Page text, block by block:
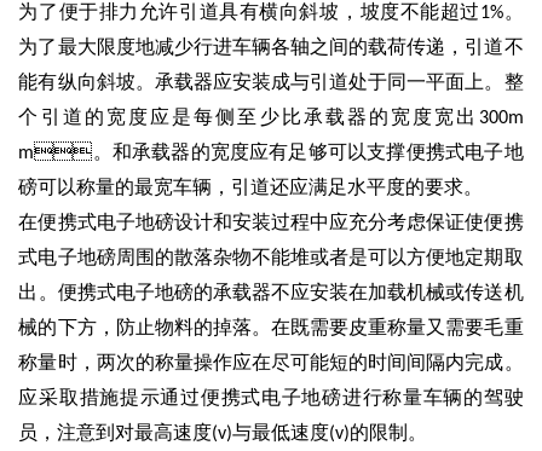
为了便于排力允许引道具有横向斜坡，坡度不能超过1%。
为了最大限度地减少行进车辆各轴之间的载荷传递，引道不
能有纵向斜坡。承载器应安装成与引道处于同一平面上。整
个引道的宽度应是每侧至少比承载器的宽度宽出 300m
m。和承载器的宽度应有足够可以支撑便携式电子地
磅可以称量的最宽车辆，引道还应满足水平度的要求。
在便携式电子地磅设计和安装过程中应充分考虑保证使便携
式电子地磅周围的散落杂物不能堆或者是可以方便地定期取
出。便携式电子地磅的承载器不应安装在加载机械或传送机
械的下方，防止物料的掉落。在既需要皮重称量又需要毛重
称量时，两次的称量操作应在尽可能短的时间间隔内完成。
应采取措施提示通过便携式电子地磅进行称量车辆的驾驶
员，注意到对最高速度(v)与最低速度(v)的限制。